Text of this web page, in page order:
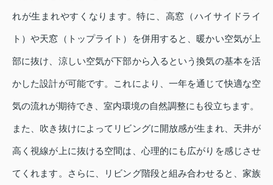
れが生まれやすくなります。特に、高窓（ハイサイドライ
ト）や天窓（トップライト）を併用すると、暖かい空気が上
部に抜け、涼しい空気が下部から入るという換気の基本を活
かした設計が可能です。これにより、一年を通じて快適な空
気の流れが期待でき、室内環境の自然調整にも役立ちます。
また、吹き抜けによってリビングに開放感が生まれ、天井が
高く視線が上に抜ける空間は、心理的にも広がりを感じさせ
てくれます。さらに、リビング階段と組み合わせると、家族